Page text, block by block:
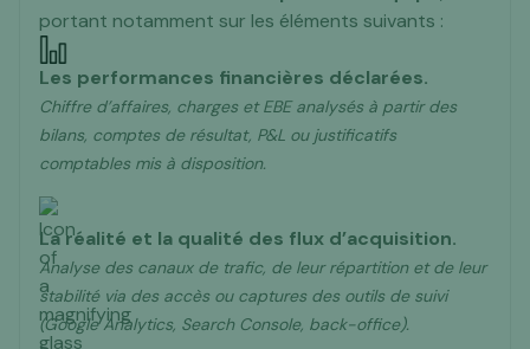
portant notamment sur les éléments suivants :
Les performances financières déclarées.
Chiffre d’affaires, charges et EBE analysés à partir des
bilans, comptes de résultat, P&L ou justificatifs
comptables mis à disposition.
La réalité et la qualité des flux d’acquisition.
Analyse des canaux de trafic, de leur répartition et de leur
stabilité via des accès ou captures des outils de suivi
(Google Analytics, Search Console, back-office).